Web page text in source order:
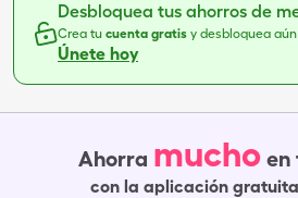
Desbloquea tus ahorros de
Crea tu cuenta gratis y desbloquea
Únete hoy
Ahorra mucho en
con la aplicación